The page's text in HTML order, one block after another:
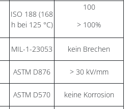
ISO 188 (168
h bei 125 °C)
100
> 100%
MIL-1-23053
kein Brechen
ASTM D876
> 30 kV/mm
ASTM D570
keine Korrosion